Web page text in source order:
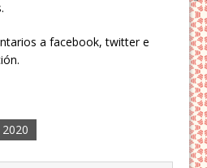
a facebook, twitter e